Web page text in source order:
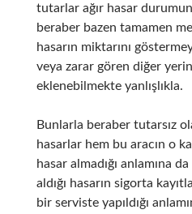
tutarlar ağır hasar
beraber bazen tamamen
hasarın miktarını
veya zarar gören diğer
eklenebilmekte yanlışlıkla.
Bunlarla beraber tutarsız
hasarlar hem bu aracın o
hasar almadığı anlamına
aldığı hasarın sigorta
bir serviste yapıldığı